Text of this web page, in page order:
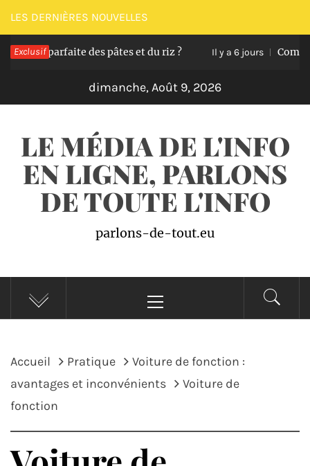
Passer
au
contenu
LES DERNIÈRES NOUVELLES
Exclusif
parfaite des pâtes et du riz ? Il y a 6 jours Comment
dimanche, Août 9, 2026
LE MÉDIA DE L'INFO
EN LIGNE, PARLONS
DE TOUTE L'INFO
parlons-de-tout.eu
principal
Accueil Pratique
Voiture de fonction :
avantages et inconvénients
Voiture de
fonction